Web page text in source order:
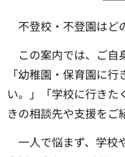
不登校・不登園はど
この案内では、ご自
「幼稚園・保育園に
い。」「学校に行きた
きの相談先や支援をご
一人で悩まず、学校